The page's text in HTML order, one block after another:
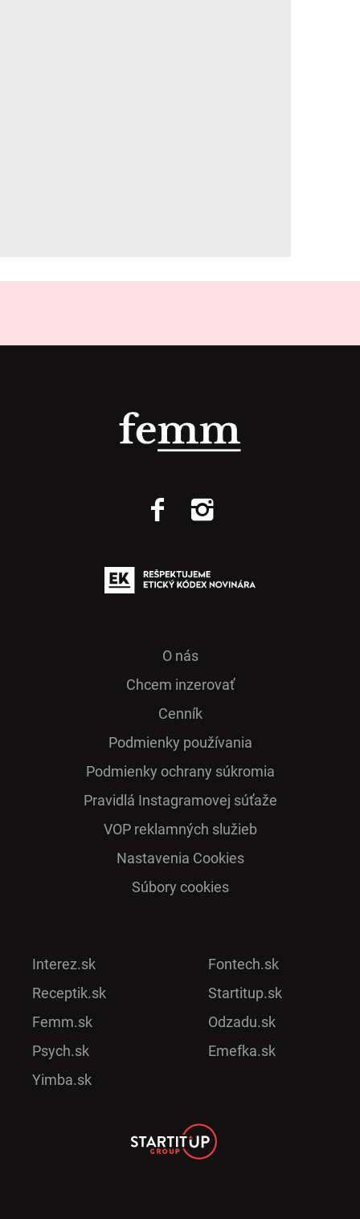
O nás
Chcem inzerovať
Cenník
Podmienky používania
Podmienky ochrany súkromia
Pra­vidlá Ins­ta­gra­mo­vej sú­ťaže
VOP reklamných služieb
Nastavenia Cookies
Súbory cookies
Interez.sk
Receptik.sk
Femm.sk
Psych.sk
Yimba.sk
Fontech.sk
Startitup.sk
Odzadu.sk
Emefka.sk